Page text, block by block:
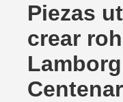
Piezas
crear